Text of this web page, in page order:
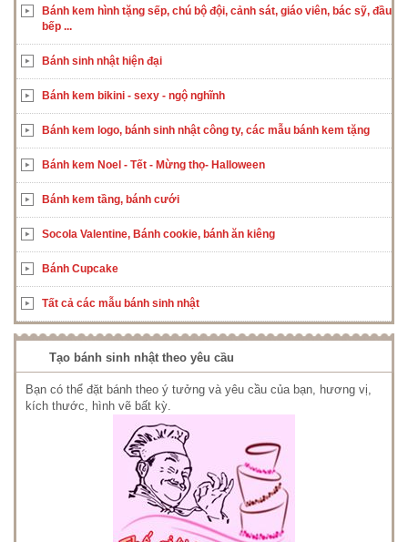
Bánh kem hình tặng sếp, chú bộ đội, cảnh sát, giáo viên, bác sỹ, đầu
bếp ...
Bánh sinh nhật hiện đại
Bánh kem bikini - sexy - ngộ nghĩnh
Bánh kem logo, bánh sinh nhật công ty, các mẫu bánh kem tặng
Bánh kem Noel - Tết - Mừng thọ- Halloween
Bánh kem tầng, bánh cưới
Socola Valentine, Bánh cookie, bánh ăn kiêng
Bánh Cupcake
Tất cả các mẫu bánh sinh nhật
Tạo bánh sinh nhật theo yêu cầu
Bạn có thể đặt bánh theo ý tưởng và yêu cầu của bạn, hương vị,
kích thước, hình vẽ bất kỳ.